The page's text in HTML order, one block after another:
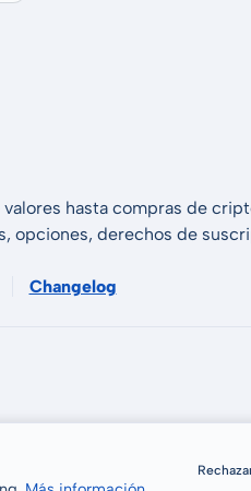
hasta compras de
opciones, derechos de
Changelog